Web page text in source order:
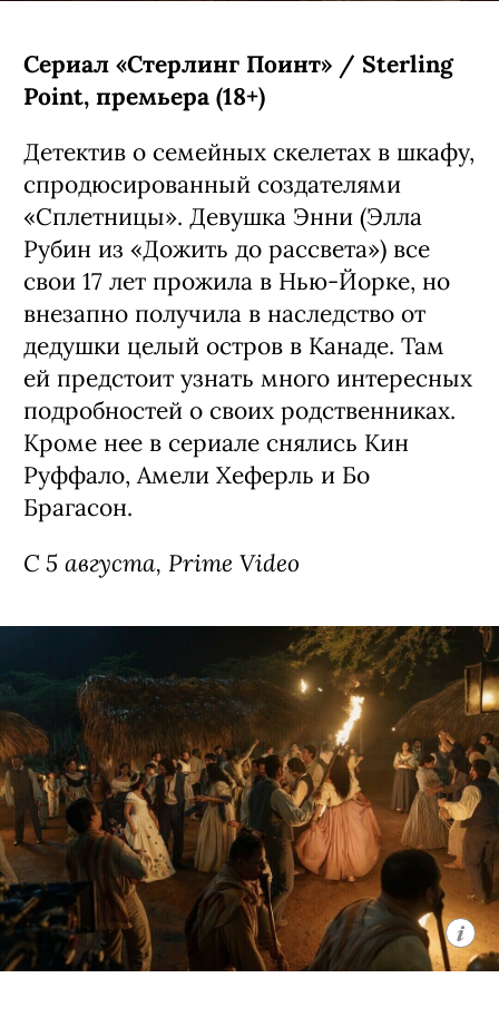
Сериал «Стерлинг Поинт» / Sterling
Point, премьера (18+)
Детектив о семейных скелетах в шкафу,
спродюсированный создателями
«Сплетницы». Девушка Энни (Элла
Рубин из «Дожить до рассвета») все
свои 17 лет прожила в Нью-Йорке, но
внезапно получила в наследство от
дедушки целый остров в Канаде. Там
ей предстоит узнать много интересных
подробностей о своих родственниках.
Кроме нее в сериале снялись Кин
Руффало, Амели Хеферль и Бо
Брагасон.
С 5 августа, Prime Video